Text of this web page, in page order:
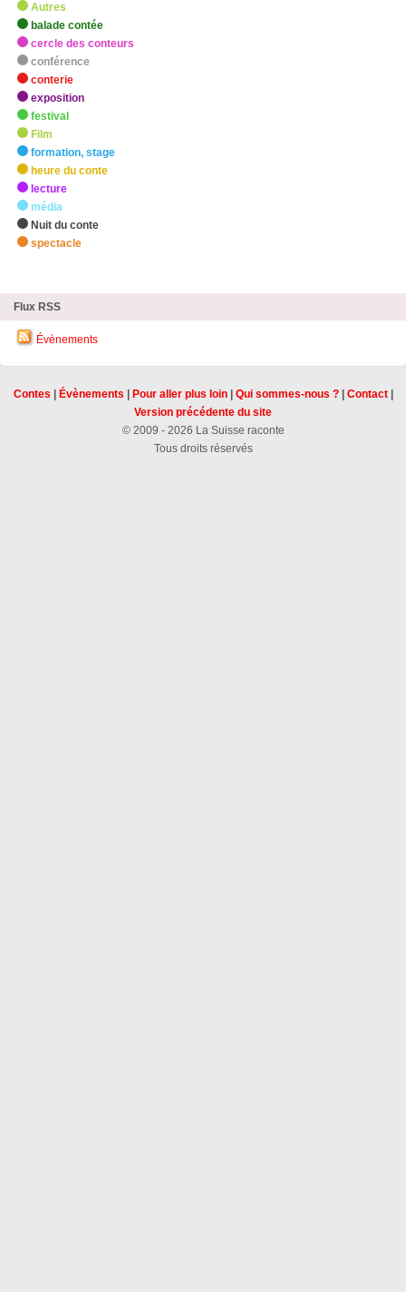
Autres
balade contée
cercle des conteurs
conférence
conterie
exposition
festival
Film
formation, stage
heure du conte
lecture
média
Nuit du conte
spectacle
Flux RSS
Évènements
Contes Évènements Pour aller plus loin| Qui sommes-nous ?| Contact|
Version précédente du site
© 2009 - 2026 La Suisse raconte
Tous droits réservés